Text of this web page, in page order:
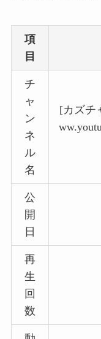
項
目
チ
ャ
ン
ネ
ル
名
[カズチ
公
開
日
再
生
回
数